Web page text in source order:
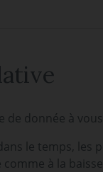
de donnée à
le temps, les
à la